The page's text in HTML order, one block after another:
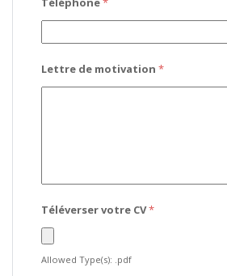
Lettre de motivation *
Téléverser votre CV*
Allowed Type(s): .pdf